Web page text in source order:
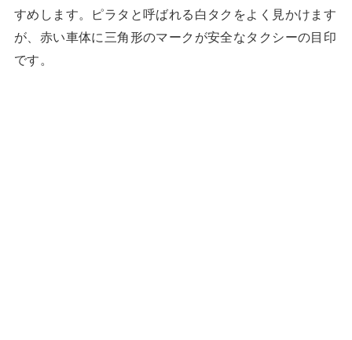
すめします。ピラタと呼ばれる白タクをよく見かけます
が、赤い車体に三角形のマークが安全なタクシーの目印
です。